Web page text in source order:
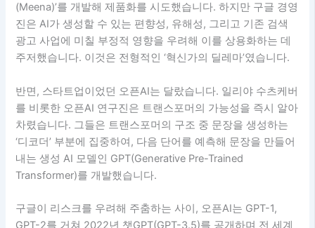
(Meena)’를 개발해 제품화를 시도했습니다. 하지만 구글 경영
진은 AI가 생성할 수 있는 편향성, 유해성, 그리고 기존 검색
광고 사업에 미칠 부정적 영향을 우려해 이를 상용화하는 데
주저했습니다. 이것은 전형적인 ‘혁신가의 딜레마’였습니다.
반면, 스타트업이었던 오픈AI는 달랐습니다. 일리야 수츠케버
를 비롯한 오픈AI 연구진은 트랜스포머의 가능성을 즉시 알아
차렸습니다. 그들은 트랜스포머의 구조 중 문장을 생성하는
‘디코더’ 부분에 집중하여, 다음 단어를 예측해 문장을 만들어
내는 생성 AI 모델인 GPT(Generative Pre-Trained
Transformer)를 개발했습니다.
구글이 리스크를 우려해 주춤하는 사이, 오픈AI는 GPT-1,
GPT-2를 거쳐 2022년 챗GPT(GPT-3.5)를 공개하며 전 세계